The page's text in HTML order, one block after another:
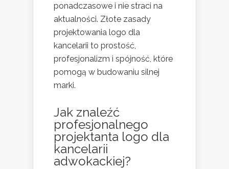
ponadczasowe i nie straci na
aktualności. Złote zasady
projektowania logo dla
kancelarii to prostość,
profesjonalizm i spójność, które
pomogą w budowaniu silnej
marki.
Jak znaleźć
profesjonalnego
projektanta logo dla
kancelarii
adwokackiej?